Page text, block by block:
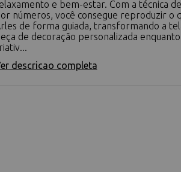
e bem-estar. Com a técnica
números, você consegue reproduzir o
de forma guiada, transformando a
de decoração personalizada
descricao completa